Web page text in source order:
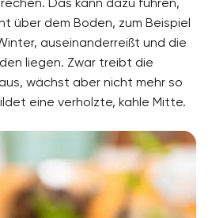
über dem Boden, zum Beispiel
auseinanderreißt und die
liegen. Zwar treibt die
wächst aber nicht mehr so
eine verholzte, kahle Mitte.